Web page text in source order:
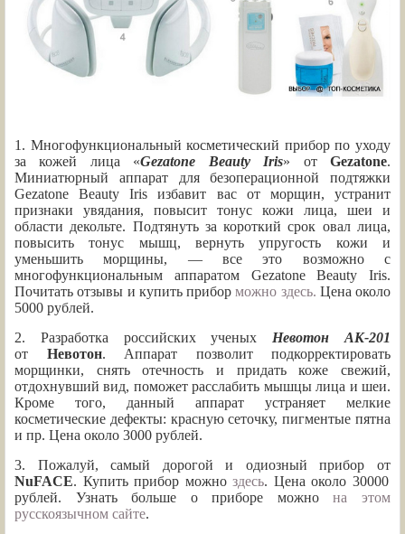
1. Многофункциональный косметический прибор по уходу
за кожей лица «Gezatone Beauty Iris» отGezatone.
Миниатюрный аппарат для безоперационной подтяжки
Gezatone Beauty Iris избавит вас от морщин, устранит
признаки увядания, повысит тонус кожи лица, шеи и
области декольте. Подтянуть за короткий срок овал лица,
повысить тонус мышц, вернуть упругость кожи и
уменьшить морщины, — все это возможно с
многофункциональным аппаратом Gezatone Beauty Iris.
Почитать отзывы и купить приборможно здесь. Цена около
5000 рублей.
2. Разработка российских ученых Невотон АК-201
от Невотон. Аппарат позволит подкорректировать
морщинки, снять отечность и придать коже свежий,
отдохнувший вид, поможет расслабить мышцы лица и шеи.
Кроме того, данный аппарат устраняет мелкие
косметические дефекты: красную сеточку, пигментые пятна
и пр. Цена около 3000 рублей.
3. Пожалуй, самый дорогой и одиозный прибор от
NuFACE. Купить прибор можно здесь. Цена около 30000
рублей. Узнать больше о приборе можнона этом
русскоязычном сайте.